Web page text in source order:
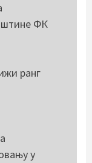
ФК
ранг
у